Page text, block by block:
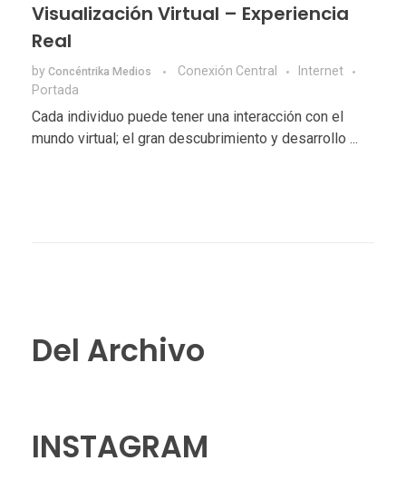
Visualización Virtual – Experiencia
Real
by Concéntrika Medios Conexión Central
Internet
Portada
Cada individuo puede tener una interacción con el
mundo virtual; el gran descubrimiento y desarrollo ...
Del Archivo
INSTAGRAM